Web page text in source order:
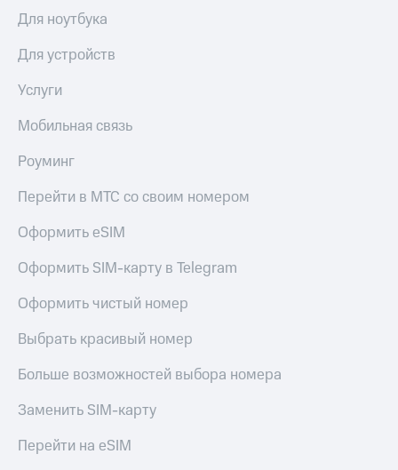
Для ноутбука
Для устройств
Услуги
Мобильная связь
Роуминг
Перейти в МТС со своим номером
Оформить eSIM
Оформить SIM-карту в Telegram
Оформить чистый номер
Выбрать красивый номер
Больше возможностей выбора номера
Заменить SIM-карту
Перейти на eSIM